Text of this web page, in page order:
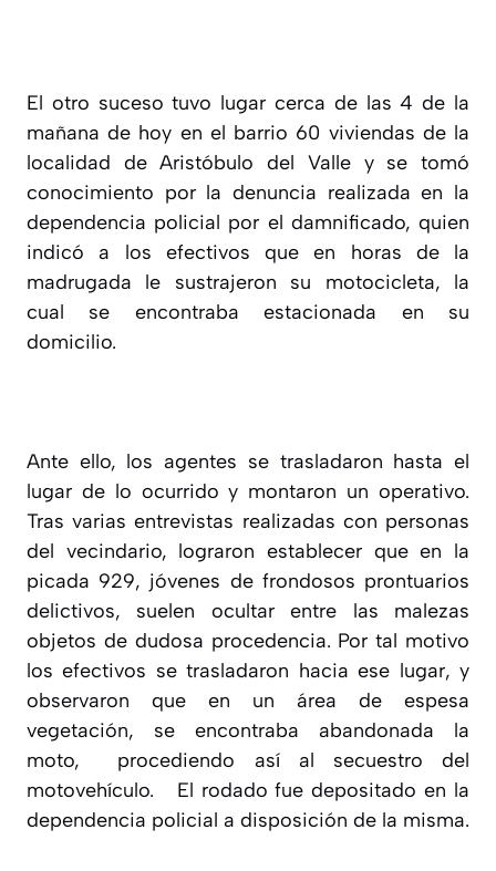
El otro suceso tuvo lugar cerca de las 4 de la
mañana de hoy en el barrio 60 viviendas de la
localidad de Aristóbulo del Valle y se tomó
conocimiento por la denuncia realizada en la
dependencia policial por el damnificado, quien
indicó a los efectivos que en horas de la
madrugada le sustrajeron su motocicleta, la
cual se encontraba estacionada en su
domicilio.
Ante ello, los agentes se trasladaron hasta el
lugar de lo ocurrido y montaron un operativo.
Tras varias entrevistas realizadas con personas
del vecindario, lograron establecer que en la
picada 929, jóvenes de frondosos prontuarios
delictivos, suelen ocultar entre las malezas
objetos de dudosa procedencia. Por tal motivo
los efectivos se trasladaron hacia ese lugar, y
observaron que en un área de espesa
vegetación, se encontraba abandonada la
moto, procediendo así al secuestro del
motovehículo. El rodado fue depositado en la
dependencia policial a disposición de la misma.